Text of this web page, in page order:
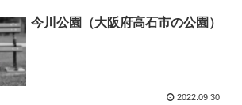
今川公園（大阪府高石市の公園）
2022.09.30